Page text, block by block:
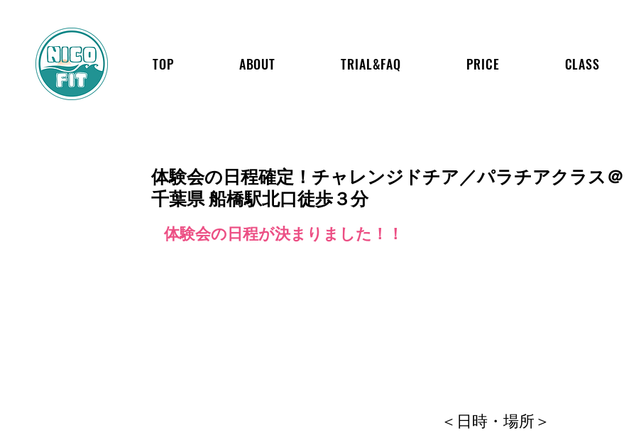
TOP ABOUT TRIAL&FAQ PRICE CLASS
体験会の日程確定！チャレンジドチア／パラチアクラス＠
千葉県 船橋駅北口徒歩３分
体験会の日程が決まりました！！
＜日時・場所＞